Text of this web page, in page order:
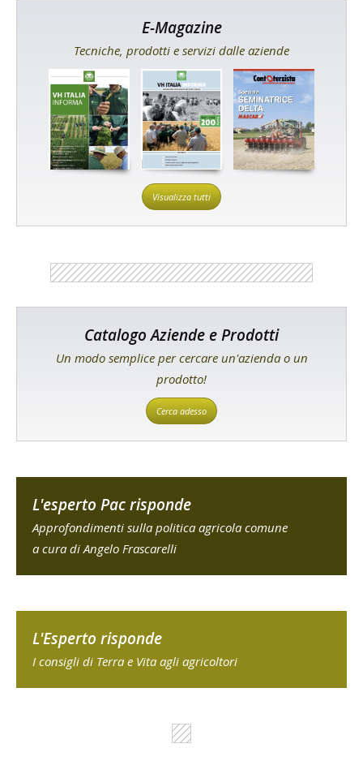
E-Magazine
Tecniche, prodotti e servizi dalle aziende
Visualizza tutti
Catalogo Aziende e Prodotti
Un modo semplice per cercare un'azienda o un
prodotto!
Cerca adesso
L'esperto Pac risponde
Approfondimenti sulla politica agricola comune
a cura di Angelo Frascarelli
L'Esperto risponde
I consigli di Terra e Vita agli agricoltori